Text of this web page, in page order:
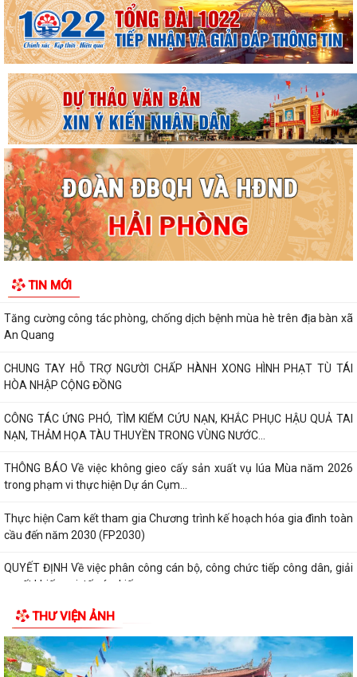
TIN MỚI
LUẬT TRÍ TUỆ NHÂN TẠO
MƯA BÃO
“Ngày hội toàn dân bảo vệ an ninh Tổ quốc” năm 2026 trên địa bàn xã
An Quang
XÃ AN QUANG TỔ CHỨC PHIÊN HỌP LẦN THỨ II BAN ĐẠI DIỆN HỘI
ĐỒNG QUẢN TRỊ NGÂN HÀNG CHÍNH SÁCH XÃ HỘI
"SMART HẢI PHÒNG - CÔNG DÂN THÔNG MINH, THÀNH PHỐ MẠNH
MẼ"
vụ 6 tháng cuối năm 2026
Tăng cường công tác phòng, chống dịch bệnh mùa hè trên địa bàn xã
An Quang
CHUNG TAY HỖ TRỢ NGƯỜI CHẤP HÀNH XONG HÌNH PHẠT TÙ TÁI
HÒA NHẬP CỘNG ĐỒNG
CÔNG TÁC ỨNG PHÓ, TÌM KIẾM CỨU NẠN, KHẮC PHỤC HẬU QUẢ TAI
NẠN, THẢM HỌA TÀU THUYỀN TRONG VÙNG NƯỚC...
THÔNG BÁO Về việc không gieo cấy sản xuất vụ lúa Mùa năm 2026
trong phạm vi thực hiện Dự án Cụm...
Thực hiện Cam kết tham gia Chương trình kế hoạch hóa gia đình toàn
cầu đến năm 2030 (FP2030)
QUYẾT ĐỊNH Về việc phân công cán bộ, công chức tiếp công dân, giải
quyết khiếu nại, tố cáo, kiến...
THÔNG BÁO Lịch tiếp công dân định kỳ của Chủ tịch Ủy ban nhân dân
xã 6 tháng cuối năm 2026
QUYẾT ĐỊNH Về việc ban hành Quy chế Tiếp công dân, tiếp nhận và xử
THƯ VIỆN ẢNH